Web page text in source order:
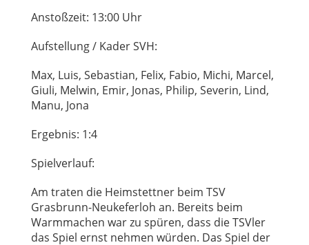
Anstoßzeit: 13:00 Uhr
Aufstellung / Kader SVH:
Max, Luis, Sebastian, Felix, Fabio, Michi, Marcel,
Giuli, Melwin, Emir, Jonas, Philip, Severin, Lind,
Manu, Jona
Ergebnis: 1:4
Spielverlauf:
Am traten die Heimstettner beim TSV
Grasbrunn-Neukeferloh an. Bereits beim
Warmmachen war zu spüren, dass die TSVler
das Spiel ernst nehmen würden. Das Spiel der